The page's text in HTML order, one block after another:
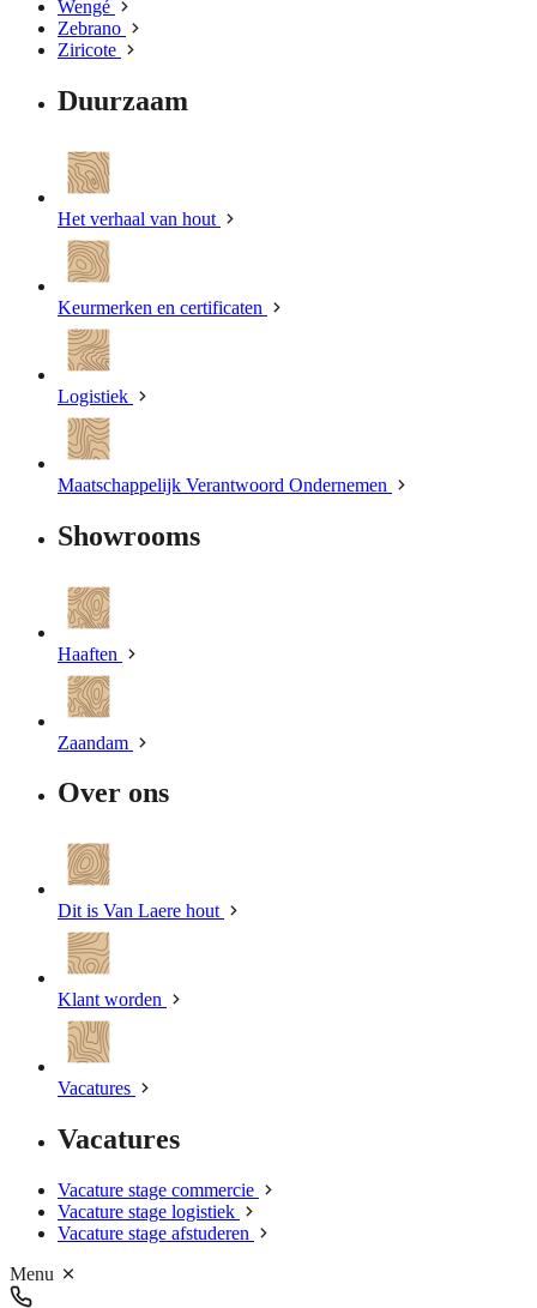
Wengé
Zebrano
Ziricote
Duurzaam
Het verhaal van hout
Keurmerken en certificaten
Logistiek
Maatschappelijk Verantwoord Ondernemen
Showrooms
Haaften
Zaandam
Over ons
Dit is Van Laere hout
Klant worden
Vacatures
Vacatures
Vacature stage commercie
Vacature stage logistiek
Vacature stage afstuderen
Menu